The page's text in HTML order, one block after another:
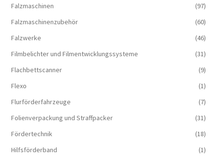
Falzmaschinen
(97)
Falzmaschinenzubehör
(60)
Falzwerke
(46)
Filmbelichter und Filmentwicklungssysteme
(31)
Flachbettscanner
(9)
Flexo
(1)
Flurförderfahrzeuge
(7)
Folienverpackung und Straffpacker
(31)
Fördertechnik
(18)
Hilfsförderband
(1)